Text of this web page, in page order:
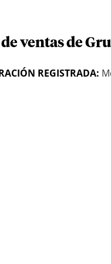
ventas de
REGISTRADA: